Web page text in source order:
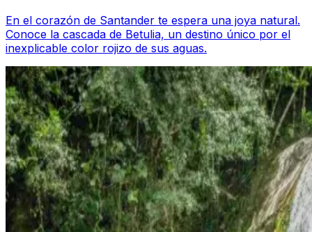
En el corazón de Santander te espera una joya natural.
Conoce la cascada de Betulia, un destino único por el
inexplicable color rojizo de sus aguas.